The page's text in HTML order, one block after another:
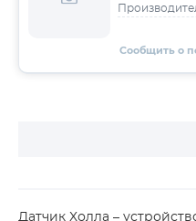
Сообщить о
Датчик Холла –